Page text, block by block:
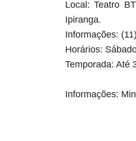
Local: Teatro
Ipiranga.
Informações:
Horários:
Temporada: Até
Informações: